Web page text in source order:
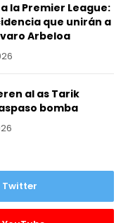
la Premier League:
que unirán a
Arbeloa
al as Tarik
bomba
Twitter